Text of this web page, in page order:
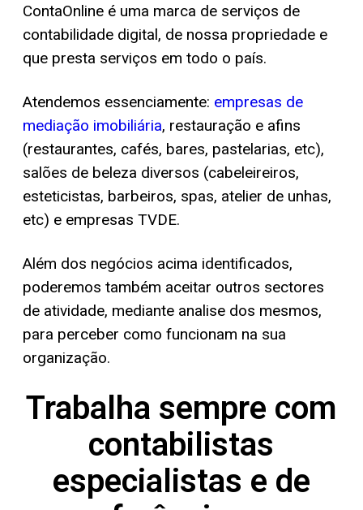
ContaOnline é uma marca de serviços de
contabilidade digital, de nossa propriedade e
que presta serviços em todo o país.
Atendemos essenciamente: empresas de
mediação imobiliária, restauração e afins
(restaurantes, cafés, bares, pastelarias, etc),
salões de beleza diversos (cabeleireiros,
esteticistas, barbeiros, spas, atelier de unhas,
etc) e empresas TVDE.
Além dos negócios acima identificados,
poderemos também aceitar outros sectores
de atividade, mediante analise dos mesmos,
para perceber como funcionam na sua
organização.
Trabalha sempre com
contabilistas
especialistas e de